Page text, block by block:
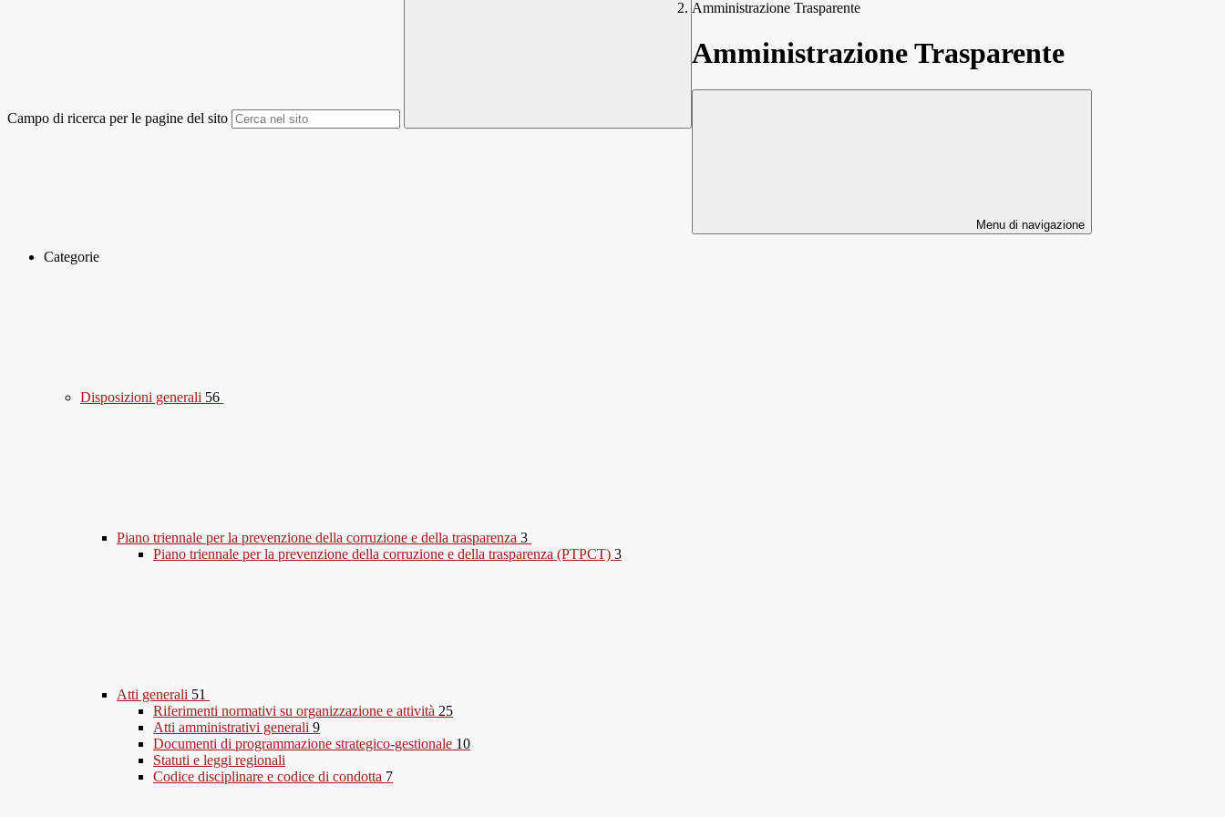
Campo di ricerca per le pagine del sito
Amministrazione Trasparente
Amministrazione Trasparente
Menu di navigazione
Categorie
Disposizioni generali 56
Piano triennale per la prevenzione della corruzione e della trasparenza 3
Piano triennale per la prevenzione della corruzione e della trasparenza (PTPCT) 3
Atti generali 51
Riferimenti normativi su organizzazione e attività 25
Atti amministrativi generali 9
Documenti di programmazione strategico-gestionale 10
Statuti e leggi regionali
Codice disciplinare e codice di condotta 7